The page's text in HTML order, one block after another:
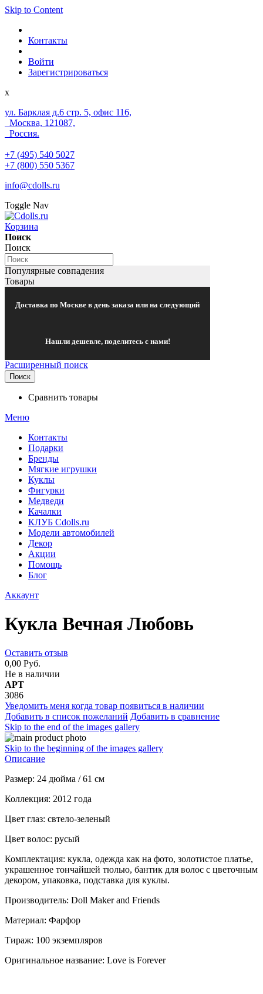
Skip to Content
Контакты
Войти
Зарегистрироваться
x
ул. Барклая д.6 стр. 5, офис 116,
Москва, 121087,
Россия.
+7 (495) 540 5027
+7 (800) 550 5367
info@cdolls.ru
Toggle Nav
Корзина
Поиск
Поиск
Популярные совпадения
Товары
Доставка по Москве в день заказа или на следующий
Нашли дешевле, поделитесь с нами!
Расширенный поиск
Поиск
Сравнить товары
Меню
Контакты
Подарки
Бренды
Мягкие игрушки
Куклы
Фигурки
Медведи
Качалки
КЛУБ Cdolls.ru
Модели автомобилей
Декор
Акции
Помощь
Блог
Аккаунт
Кукла Вечная Любовь
Оставить отзыв
0,00 Руб.
Не в наличии
АРТ
3086
Уведомить меня когда товар появиться в наличии
Добавить в список пожеланий Добавить в сравнение
Skip to the end of the images gallery
Skip to the beginning of the images gallery
Описание
Размер: 24 дюйма / 61 см
Коллекция: 2012 года
Цвет глаз: свтело-зеленый
Цвет волос: русый
Комплектация: кукла, одежда как на фото, золотистое платье,
украшенное тончайшей тюлью, бантик для волос с цветочным
декором, упаковка, подставка для куклы.
Производитель: Doll Maker and Friends
Материал: Фарфор
Тираж: 100 экземпляров
Оригинальное название: Love is Forever